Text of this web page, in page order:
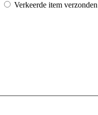
Verkeerde item verzonden